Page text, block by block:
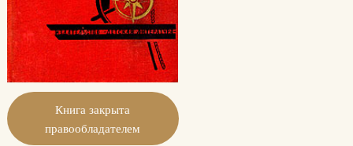
Книга закрыта
правообладателем